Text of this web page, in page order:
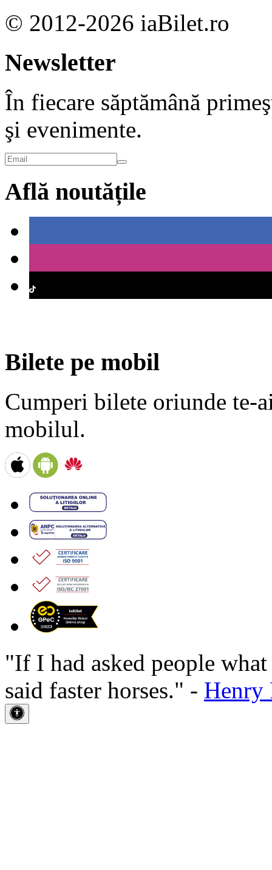
© 2012-2026 iaBilet.ro
Newsletter
În fiecare săptămână
şi evenimente.
Află noutățile
Bilete pe mobil
Cumperi bilete oriunde te-
mobilul.
"If I had asked people
said faster horses." - Henry